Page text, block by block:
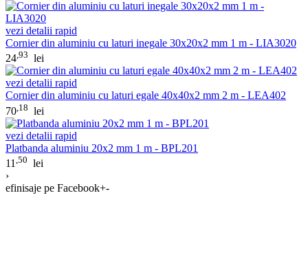
vezi detalii rapid
Cornier din aluminiu cu laturi inegale 30x20x2 mm 1 m - LIA3020
24 ,93 lei
vezi detalii rapid
Cornier din aluminiu cu laturi egale 40x40x2 mm 2 m - LEA402
70 ,18 lei
vezi detalii rapid
Platbanda aluminiu 20x2 mm 1 m - BPL201
11 ,50 lei
›
efinisaje pe Facebook+-